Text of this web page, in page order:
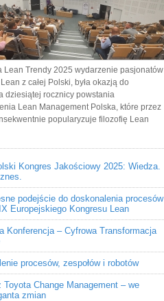
Lean Trendy 2025 wydarzenie pasjonatów
z całej Polski, była okazją do
dziesiątej rocznicy powstania
Lean Management Polska, które przez
popularyzuje filozofię Lean
Kongres Jakościowy 2025: Wiedza.
podejście do doskonalenia procesów
Europejskiego Kongresu Lean
Konferencja – Cyfrowa Transformacja
procesów, zespołów i robotów
Toyota Change Management – we
zmian